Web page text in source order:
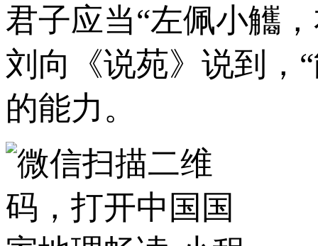
君子应当“左佩小觿
刘向《说苑》说到，
的能力。